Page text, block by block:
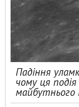
Падіння
чому ця
майбутнього